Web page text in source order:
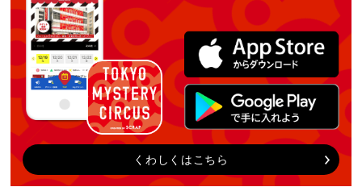
くわしくはこちら